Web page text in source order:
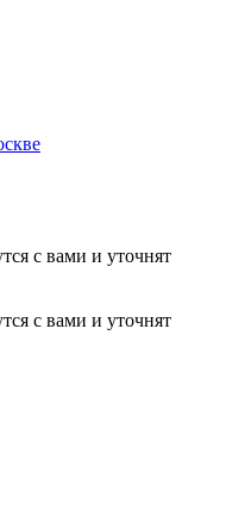
с вами и уточнят
с вами и уточнят